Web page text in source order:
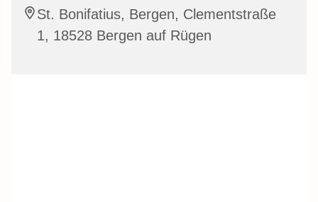
St. Bonifatius, Bergen, Clementstraße
1, 18528 Bergen auf Rügen